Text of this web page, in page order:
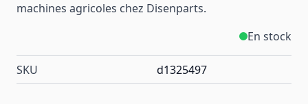
machines agricoles chez Disenparts.
En stock
SKU d1325497